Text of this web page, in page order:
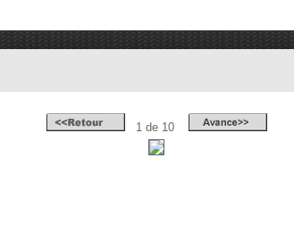
1 de 10